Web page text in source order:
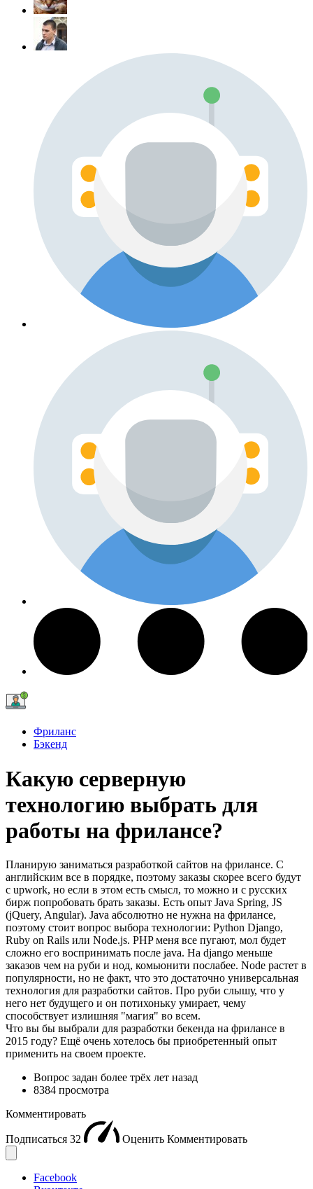
Фриланс
Бэкенд
Какую серверную
технологию выбрать для
работы на фрилансе?
Планирую заниматься разработкой сайтов на фрилансе. С
английским все в порядке, поэтому заказы скорее всего будут
с upwork, но если в этом есть смысл, то можно и с русских
бирж попробовать брать заказы. Есть опыт Java Spring, JS
(jQuery, Angular). Java абсолютно не нужна на фрилансе,
поэтому стоит вопрос выбора технологии: Python Django,
Ruby on Rails или Node.js. PHP меня все пугают, мол будет
сложно его воспринимать после java. На django меньше
заказов чем на руби и нод, комьюнити послабее. Node растет в
популярности, но не факт, что это достаточно универсальная
технология для разработки сайтов. Про руби слышу, что у
него нет будущего и он потихоньку умирает, чему
способствует излишняя "магия" во всем.
Что вы бы выбрали для разработки бекенда на фрилансе в
2015 году? Ещё очень хотелось бы приобретенный опыт
применить на своем проекте.
Вопрос задан более трёх лет назад
8384 просмотра
Комментировать
Подписаться 32 Оценить Комментировать
Facebook